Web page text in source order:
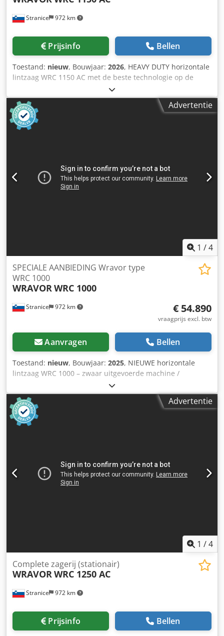
Stranice 972 km
Prijsinfo Bellen
Toestand: nieuw, Bouwjaar: 2026, HEAVY DUTY horizontale
lintzaag WRC 1150 AC met de beste technologie op de
markt en de sterkste constructie - Krachtige en
betrouwbare prestaties - Volledige hydraulische uitrusting
- SPS die Industrie 4.0 ondersteunt - Snel stammen
draaien en manipulatiesysteem op het zaagbed - Snelle
bewegingen van de zaagkop omhoog-omlaag, voorwaarts-
eenvoudig onderhoud - Ideaal voor professionele
werkplaatsen en productiegebruik - Duurzaam,
nauwkeurig en gebouwd om lang mee te gaan Crodpozd T
Advertentie
1 /4
Stranice 972 km
SPECIALE AANBIEDING Wravor type
WRC 1000
WRAVORWRC 1000
€ 54.890
vraagprijs excl. btw
Aanvragen Bellen
Toestand: nieuw, Bouwjaar: 2025, NIEUWE horizontale
lintzaag WRC 1000 – zwaar uitgevoerde machine /
robuuste constructie, hydraulische uitrusting, Duitse
elektronica, hoge prestaties, eenvoudig te installeren en te
onderhouden: - max. stamdiameter: 95 cm - max.
stamlengte: 7 m (onderstel kan optioneel worden
aangepast voor langere stammen) - hoofd elektromotor:
laadarmen - etc.
Advertentie
1 /4
Stranice 972 km
Complete zagerij (stationair)
WRAVORWRC 1250 AC
Prijsinfo Bellen